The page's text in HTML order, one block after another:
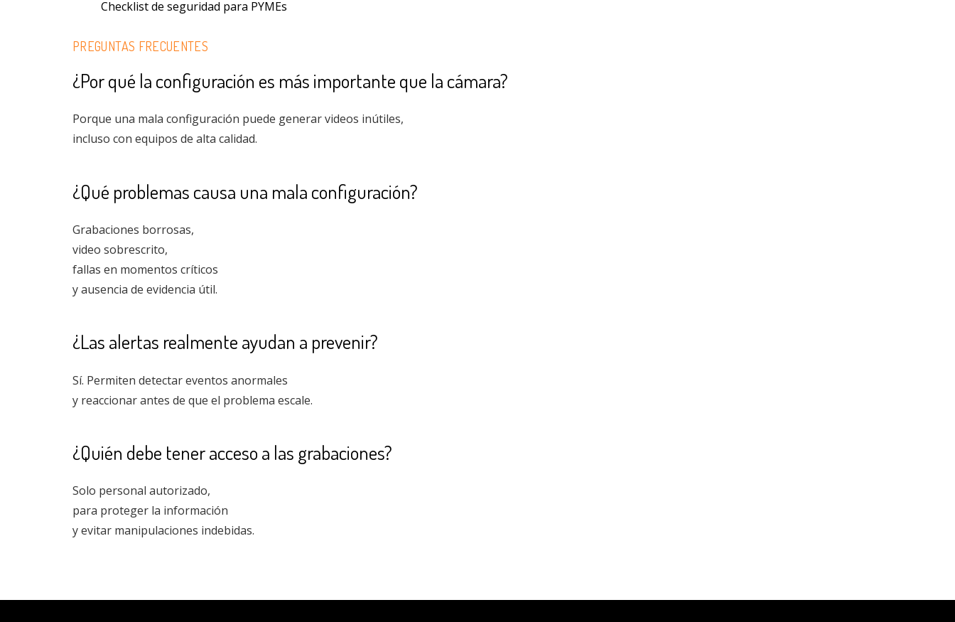
Checklist de seguridad para PYMEs
PREGUNTAS FRECUENTES
¿Por qué la configuración es más importante que la cámara?
Porque una mala configuración puede generar videos inútiles,
incluso con equipos de alta calidad.
¿Qué problemas causa una mala configuración?
Grabaciones borrosas,
video sobrescrito,
fallas en momentos críticos
y ausencia de evidencia útil.
¿Las alertas realmente ayudan a prevenir?
Sí. Permiten detectar eventos anormales
y reaccionar antes de que el problema escale.
¿Quién debe tener acceso a las grabaciones?
Solo personal autorizado,
para proteger la información
y evitar manipulaciones indebidas.